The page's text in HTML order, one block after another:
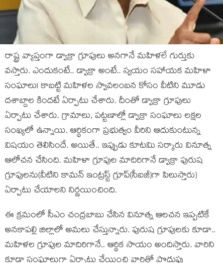
రాష్ట్ర వ్యాప్తంగా డ్వాక్రా గ్రూపులు అన‌గానే మ‌హిళ‌లే గుర్తుకు
వ‌స్తారు. ఎందుకంటే.. డ్వాక్రా అంటే.. స్వ‌యం స‌హాయ‌క మ‌హిళా
సంఘాలు! కాబ‌ట్టి మ‌హిళ‌ల స్వావ‌లంబ‌న కోసం వీటిని మూడు
ద‌శాబ్దాల కింద‌టే ఏర్పాటు చేశారు. దీంతో డ్వాక్రా గ్రూపులు
ఏర్పాటు చేశారు. గ్రామాలు, ప‌ట్ట‌ణాల్లో డ్వాక్రా సంఘాలు ల‌క్ష‌ల
సంఖ్య‌లో ఉన్నాయి. ఆర్థికంగా ప్ర‌భుత్వం వీరిని ఆదుకుంటున్న
విష‌యం తెలిసిందే. అయితే.. ఇప్పుడు కూట‌మి స‌ర్కారు వినూత్న
ఆలోచ‌న చేసింది. మ‌హిళా గ్రూపుల మాదిరిగానే డ్వాక్రా పురుష
గ్రూపుల‌ను(వీటిని కామ‌న్ ఇంట్ర‌స్ట్ గ్రూప్‌(సీఐజీ)గా పిలుస్తారు)
ఏర్పాటు చేయాల‌ని నిర్ణ‌యించింది.
ఈ క్ర‌మంలో సీఎం చంద్ర‌బాబు చేసిన వినూత్న ఆల‌చ‌న ఇప్ప‌టికే
అన‌కాప‌ల్లి జిల్లాలో అమ‌లు చేస్తున్నారు. పురుష గ్రూపుల‌కు కూడా..
మ‌హిళల గ్రూపుల మాదిరిగానే.. ఆర్థిక సాయం అందిస్తారు. వారిని